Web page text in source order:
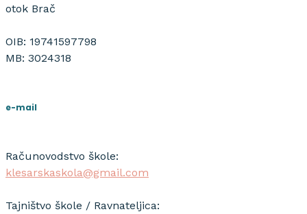
otok Brač
OIB: 19741597798
MB: 3024318
e-mail
Računovodstvo škole:
klesarskaskola@gmail.com
Tajništvo škole / Ravnateljica: